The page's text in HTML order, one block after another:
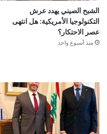
الشبح الصيني يهدد عرش
التكنولوجيا الأمريكية: هل انتهى
عصر الاحتكار؟
منذ أسبوع واحد